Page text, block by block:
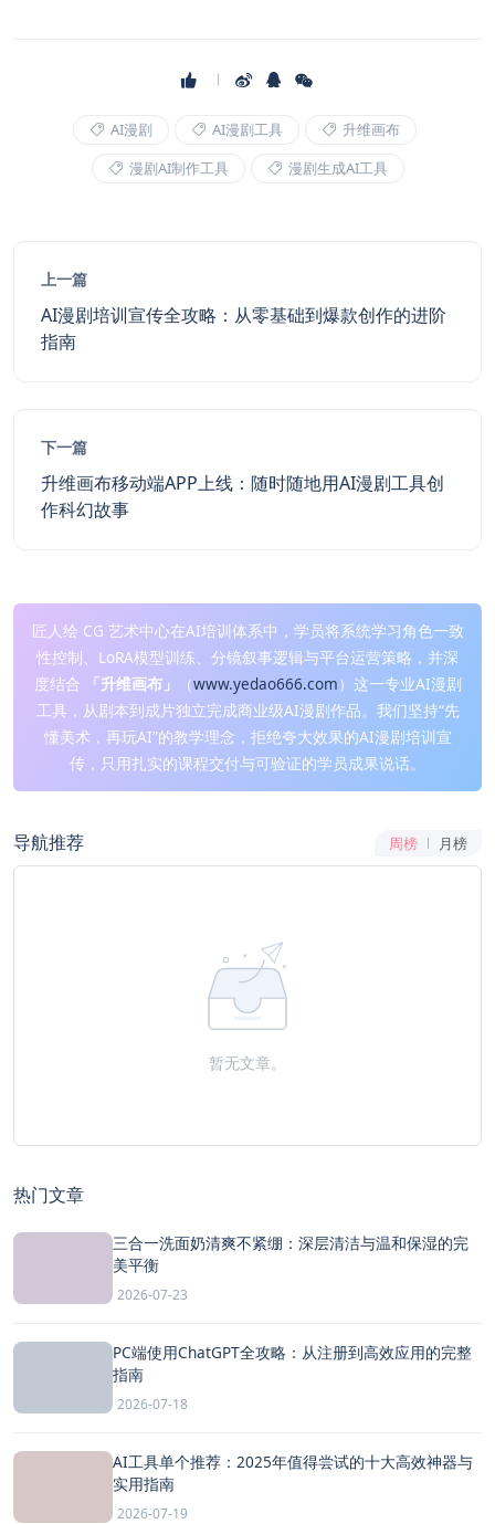
AI漫剧 AI漫剧工具
升维画布
漫剧AI制作工具
漫剧生成AI工具
上一篇
AI漫剧培训宣传全攻略：从零基础到爆款创作的进阶
指南
下一篇
升维画布移动端APP上线：随时随地用AI漫剧工具创
作科幻故事
匠人绘 CG 艺术中心在AI培训体系中，学员将系统学习角色一致
性控制、LoRA模型训练、分镜叙事逻辑与平台运营策略，并深
度结合
「升维画布」 （www.yedao666.com）这一专业AI漫剧
工具，从剧本到成片独立完成商业级AI漫剧作品。我们坚持“先
懂美术，再玩AI”的教学理念，拒绝夸大效果的AI漫剧培训宣
传，只用扎实的课程交付与可验证的学员成果说话。
导航推荐 周榜 月榜
暂无文章。
热门文章
三合一洗面奶清爽不紧绷：深层清洁与温和保湿的完
美平衡
2026-07-23
PC端使用ChatGPT全攻略：从注册到高效应用的完整
指南
2026-07-18
AI工具单个推荐：2025年值得尝试的十大高效神器与
实用指南
2026-07-19